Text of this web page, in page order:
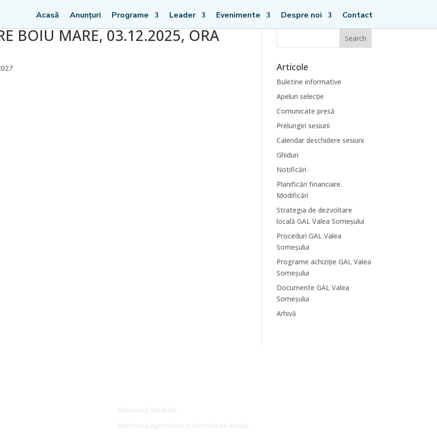
Acasă Anunțuri Programe Leader Evenimente Despre noi Contact
BOIU MARE, 03.12.2025, ORA
Articole
Buletine informative
Apeluri selecție
Comunicate presă
Prelungiri sesiuni
Calendar deschidere sesiuni
Ghiduri
Notificări
Planificări financiare.
Modificări
Strategia de dezvoltare
locală GAL Valea Someșului
Proceduri GAL Valea
Someșului
Programe achiziție GAL Valea
Someșului
Documente GAL Valea
Someșului
Arhivă